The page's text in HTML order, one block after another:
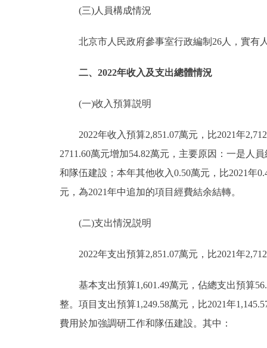
(三)人員構成情況
北京市人民政府參事室行政編制26人，實有人
二、2022年收入及支出總體情況
(一)收入預算説明
2022年收入預算2,851.07萬元，比2021年
2711.60萬元增加54.82萬元，主要原因：一是人
和隊伍建設；本年其他收入0.50萬元，比2021年
元，為2021年中追加的項目經費結余結轉。
(二)支出情況説明
2022年支出預算2,851.07萬元，比2021年
基本支出預算1,601.49萬元，佔總支出預算
整。項目支出預算1,249.58萬元，比2021年
費用於加強調研工作和隊伍建設。其中：